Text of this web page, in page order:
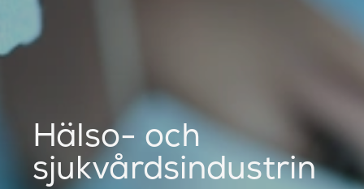
Hälso- och
sjukvårdsindustrin